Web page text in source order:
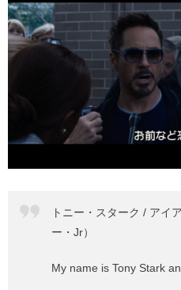
トニー・スターク / アイ
ー・Jr）
My name is Tony Stark